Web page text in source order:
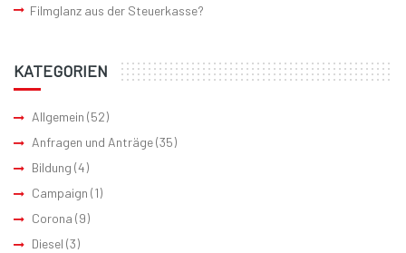
Filmglanz aus der Steuerkasse?
KATEGORIEN
Allgemein (52)
Anfragen und Anträge(35)
Bildung (4)
Campaign (1)
Corona (9)
Diesel (3)